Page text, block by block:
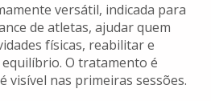
versátil, indicada para
de atletas, ajudar quem
físicas, reabilitar e
O tratamento é
visível nas primeiras sessões.